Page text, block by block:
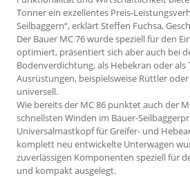
Tonner ein exzellentes Preis-
Seilbaggern“, erklärt Steffen Fuchsa,
Der Bauer MC 76 wurde spe­ziell für den
optimiert, präsentiert sich aber auch bei
Bodenverdichtung, als Hebekran oder als
Ausrüstungen, beispielsweise Rüttler
universell.
Wie bereits der MC 86 punktet auch der
schnellsten Winden im Bauer-
Universalmastkopf für Greifer- und
komplett neu entwickelte Unterwagen
zuverlässigen Komponenten speziell für
und kompakt ausgelegt.